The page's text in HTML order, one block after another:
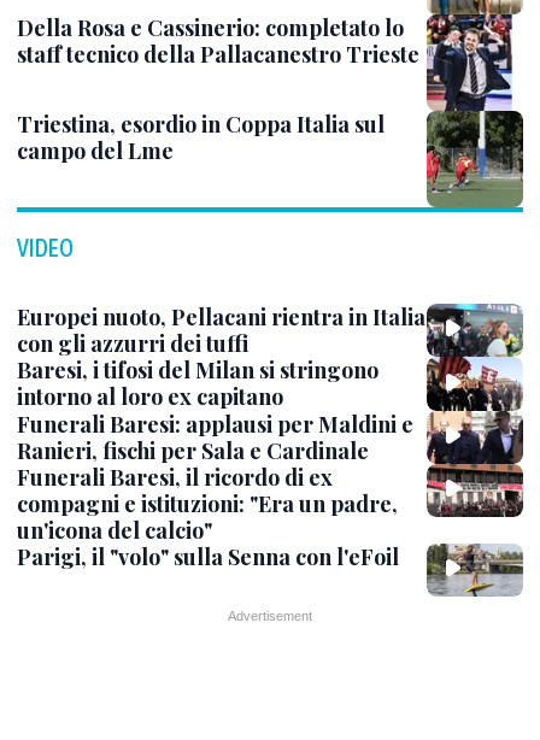
Della Rosa e Cassinerio: completato lo
staff tecnico della Pallacanestro Trieste
Triestina, esordio in Coppa Italia sul
campo del Lme
VIDEO
Europei nuoto, Pellacani rientra in Italia
con gli azzurri dei tuffi
Baresi, i tifosi del Milan si stringono
intorno al loro ex capitano
Funerali Baresi: applausi per Maldini e
Ranieri, fischi per Sala e Cardinale
Funerali Baresi, il ricordo di ex
compagni e istituzioni: "Era un padre,
un'icona del calcio"
Parigi, il "volo" sulla Senna con l'eFoil